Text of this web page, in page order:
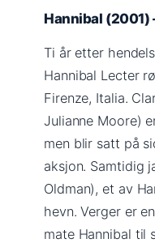
Hannibal (2001)
Ti år etter
Hannibal Lecter
Firenze, Italia.
Julianne Moore)
men blir satt på
aksjon. Samtidig
Oldman), et av
hevn. Verger er
mate Hannibal til